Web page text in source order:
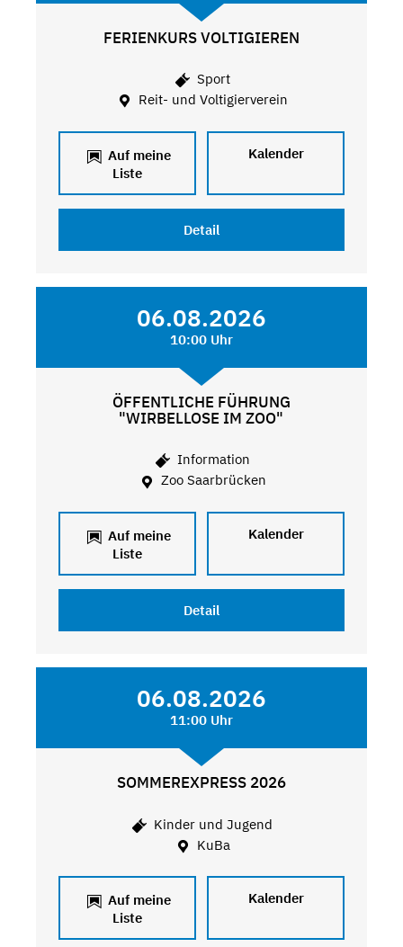
FERIENKURS VOLTIGIEREN
Sport
Reit- und Voltigierverein
Auf meine
Liste
Kalender
Detail
06.08.2026
10:00 Uhr
ÖFFENTLICHE FÜHRUNG
"WIRBELLOSE IM ZOO"
Information
Zoo Saarbrücken
Auf meine
Liste
Kalender
Detail
06.08.2026
11:00 Uhr
SOMMEREXPRESS 2026
Kinder und Jugend
KuBa
Auf meine
Liste
Kalender